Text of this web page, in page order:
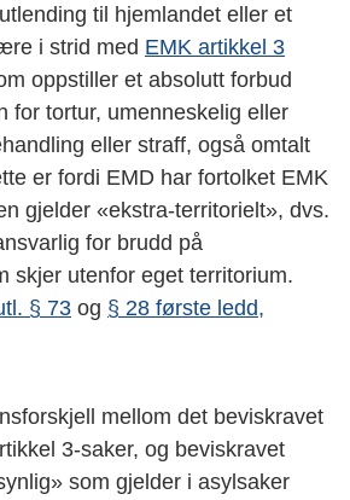
til hjemlandet eller et
i strid med EMK artikkel 3
oppstiller et absolutt forbud
for tortur, umenneskelig eller
eller straff, også omtalt
er fordi EMD har fortolket EMK
gjelder «ekstra-territorielt», dvs.
for brudd på
skjer utenfor eget territorium.
§ 73 og § 28 første ledd,
mellom det beviskravet
3-saker, og beviskravet
som gjelder i asylsaker